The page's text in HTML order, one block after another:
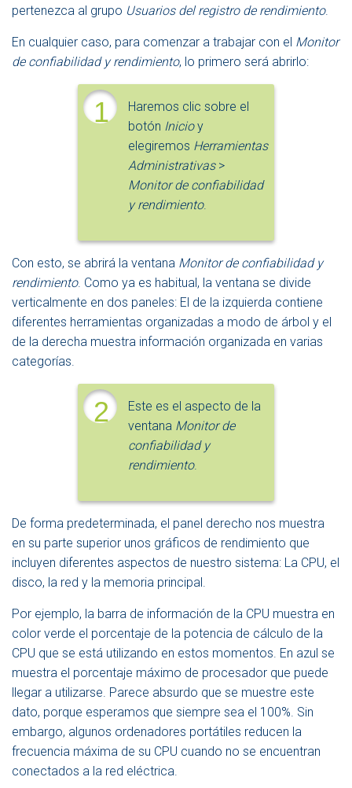
pertenezca al grupo Usuarios del registro de rendimiento.
En cualquier caso, para comenzar a trabajar con el Monitor
de confiabilidad y rendimiento, lo primero será abrirlo:
1
Haremos clic sobre el
botón Inicioy
elegiremos Herramientas
Administrativas>
Monitor de confiabilidad
y rendimiento.
Con esto, se abrirá la ventana Monitor de confiabilidad y
rendimiento. Como ya es habitual, la ventana se divide
verticalmente en dos paneles: El de la izquierda contiene
diferentes herramientas organizadas a modo de árbol y el
de la derecha muestra información organizada en varias
categorías.
2
Este es el aspecto de la
ventana Monitor de
confiabilidad y
rendimiento.
De forma predeterminada, el panel derecho nos muestra
en su parte superior unos gráficos de rendimiento que
incluyen diferentes aspectos de nuestro sistema: La CPU, el
disco, la red y la memoria principal.
Por ejemplo, la barra de información de la CPU muestra en
color verde el porcentaje de la potencia de cálculo de la
CPU que se está utilizando en estos momentos. En azul se
muestra el porcentaje máximo de procesador que puede
llegar a utilizarse. Parece absurdo que se muestre este
dato, porque esperamos que siempre sea el 100%. Sin
embargo, algunos ordenadores portátiles reducen la
frecuencia máxima de su CPU cuando no se encuentran
conectados a la red eléctrica.